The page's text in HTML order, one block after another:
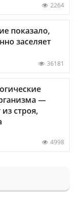
2264
показало,
заселяет
36181
—
строя,
4998